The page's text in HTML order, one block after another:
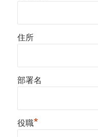
住所
部署名
役職*